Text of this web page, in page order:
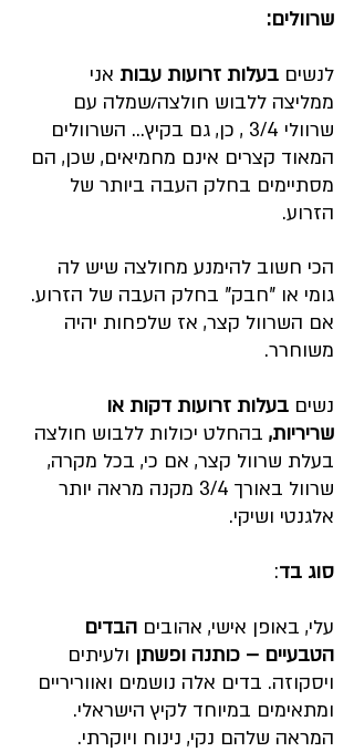
שרוולים:
לנשים בעלות זרועות עבות אני
ממליצה ללבוש חולצה/שמלה עם
שרוולי 3/4 , כן, גם בקיץ... השרוולים
המאוד קצרים אינם מחמיאים, שכן, הם
מסתיימים בחלק העבה ביותר של
הזרוע.
הכי חשוב להימנע מחולצה שיש לה
גומי או "חבק" בחלק העבה של הזרוע.
אם השרוול קצר, אז שלפחות יהיה
משוחרר.
נשים בעלות זרועות דקות או
שריריות, בהחלט יכולות ללבוש חולצה
בעלת שרוול קצר, אם כי, בכל מקרה,
שרוול באורך 3/4 מקנה מראה יותר
אלגנטי ושיקי.
סוג בד:
עלי, באופן אישי, אהובים הבדים
הטבעיים – כותנה ופשתן ולעיתים
ויסקוזה. בדים אלה נושמים ואווריריים
ומתאימים במיוחד לקיץ הישראלי.
המראה שלהם נקי, נינוח ויוקרתי.